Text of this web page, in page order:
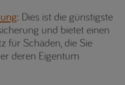
: Dies ist die günstigste
und bietet einen
für Schäden, die Sie
deren Eigentum